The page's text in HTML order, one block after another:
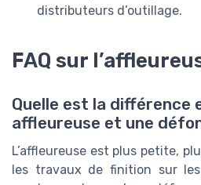
distributeurs d’outillage.
FAQ sur
Quelle est la différence
affleureuse et une
L’affleureuse est plus petite,
les travaux de finition sur